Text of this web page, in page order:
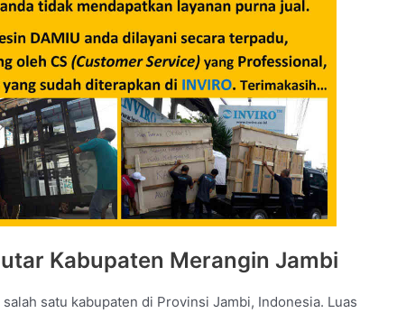
Kabupaten Merangin Jambi
satu kabupaten di Provinsi Jambi, Indonesia. Luas